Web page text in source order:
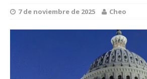
7 de noviembre de 2025 Cheo